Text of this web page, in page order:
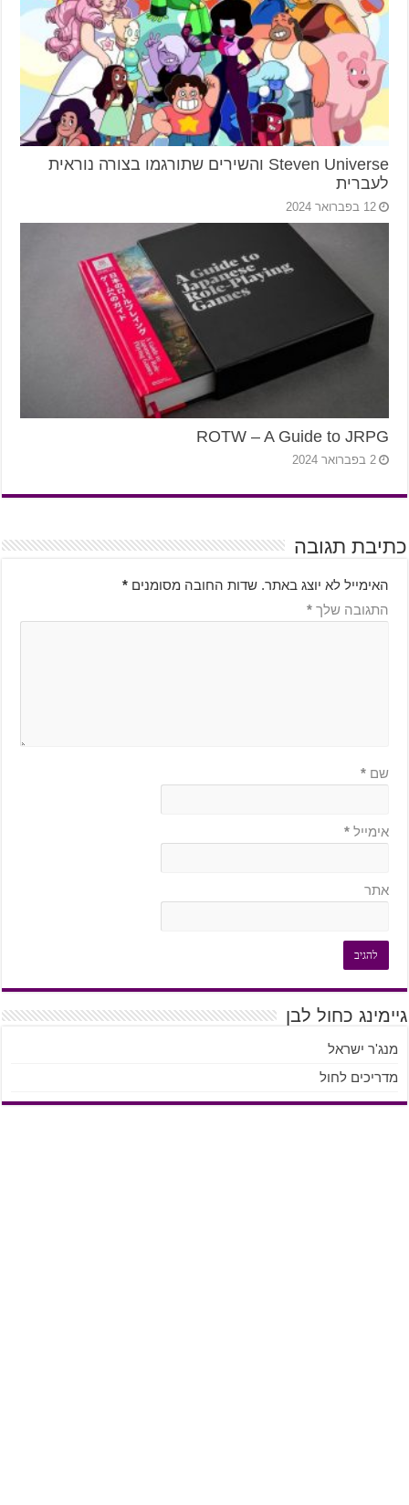
Steven Universe והשירים שתורגמו בצורה נוראית
לעברית
12 בפברואר 2024
ROTW – A Guide to JRPG
2 בפברואר 2024
כתיבת תגובה
האימייל לא יוצג באתר. שדות החובה מסומנים *
התגובה שלך *
שם *
אימייל *
אתר
גיימינג כחול לבן
מנג'ר ישראל
מדריכים לחול